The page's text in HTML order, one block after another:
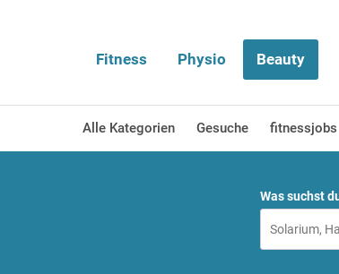
Fitness Physio Beauty
Alle Kategorien Gesuche fitnessjobs
Was suchst